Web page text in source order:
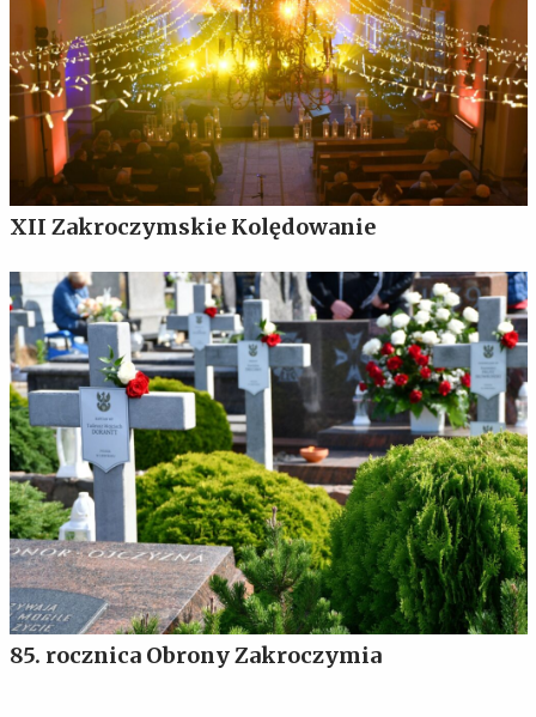
XII Zakroczymskie Kolędowanie
85. rocznica Obrony Zakroczymia